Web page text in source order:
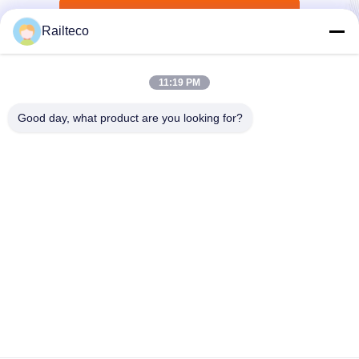
Railteco
11:19 PM
Good day, what product are you looking for?